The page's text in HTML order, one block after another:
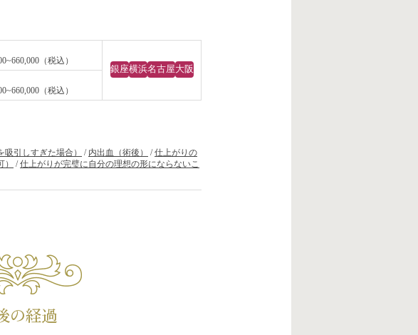
（税込）
銀座横浜名古屋大阪
（税込）
引しすぎた場合）
/ 内出血（術後） /仕上がりの
/仕上がりが完璧に自分の理想の形にならないこ
の経過